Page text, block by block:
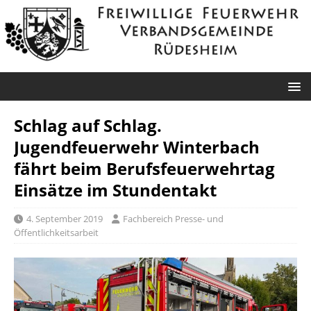
Schlag auf Schlag.
Jugendfeuerwehr Winterbach
fährt beim Berufsfeuerwehrtag
Einsätze im Stundentakt
4. September 2019
Fachbereich Presse- und
Öffentlichkeitsarbeit